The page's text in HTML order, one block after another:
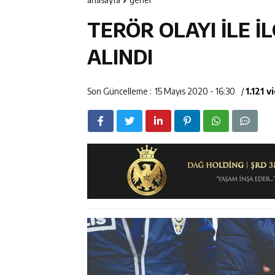
ETSO
12:14 Erzincan’da
17:03 Erzincan
TERÖR OLAYI İLE
ALINDI
Son Güncelleme : 15 Mayıs 2020 - 16:30 /1.121